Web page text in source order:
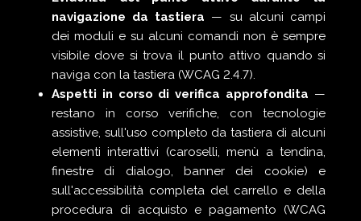
navigazione da tastiera — su alcuni campi
dei moduli e su alcuni comandi non è sempre
visibile dove si trova il punto attivo quando si
naviga con la tastiera (WCAG 2.4.7).
Aspetti in corso di verifica approfondita —
restano in corso verifiche, con tecnologie
assistive, sull'uso completo da tastiera di alcuni
elementi interattivi (caroselli, menù a tendina,
finestre di dialogo, banner dei cookie) e
sull'accessibilità completa del carrello e della
procedura di acquisto e pagamento (WCAG